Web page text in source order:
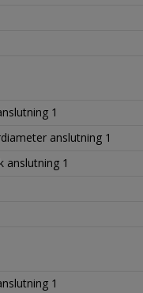
1
anslutning 1
anslutning 1
1